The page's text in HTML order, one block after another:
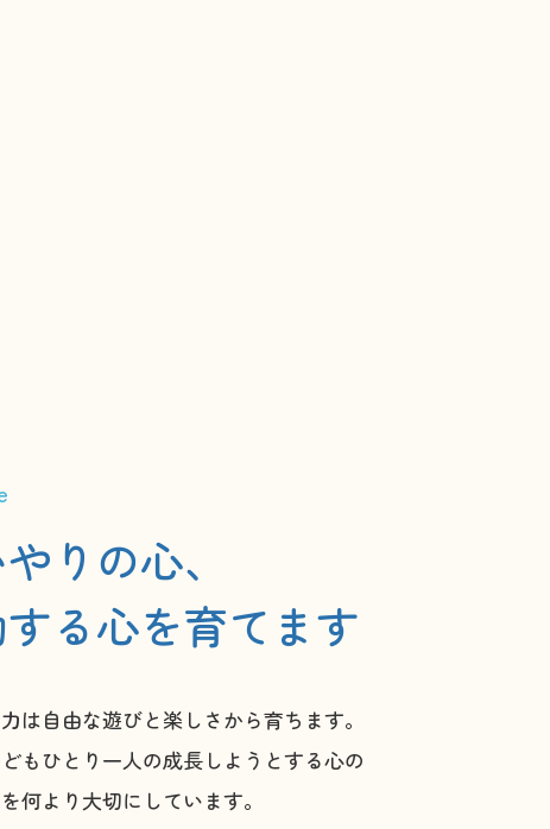
りの心、
る心を育てます
は自由な遊びと楽しさから育ちます。
もひとり一人の成長しようとする心の
何より大切にしています。